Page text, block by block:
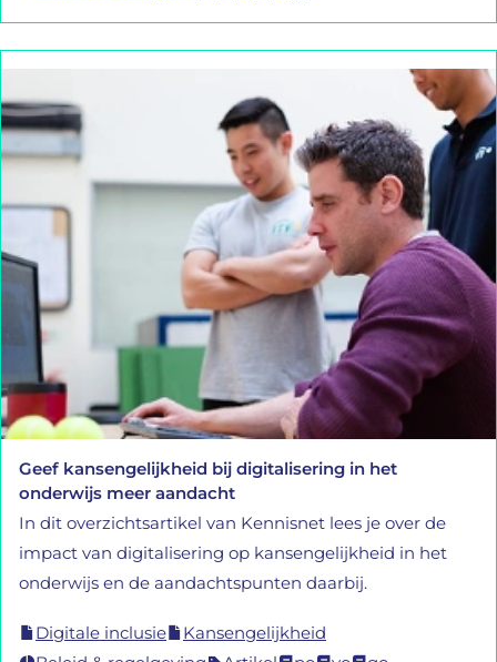
Geef kansengelijkheid bij digitalisering in het
onderwijs meer aandacht
In dit overzichtsartikel van Kennisnet lees je over de
impact van digitalisering op kansengelijkheid in het
onderwijs en de aandachtspunten daarbij.
Digitale inclusie
Kansengelijkheid